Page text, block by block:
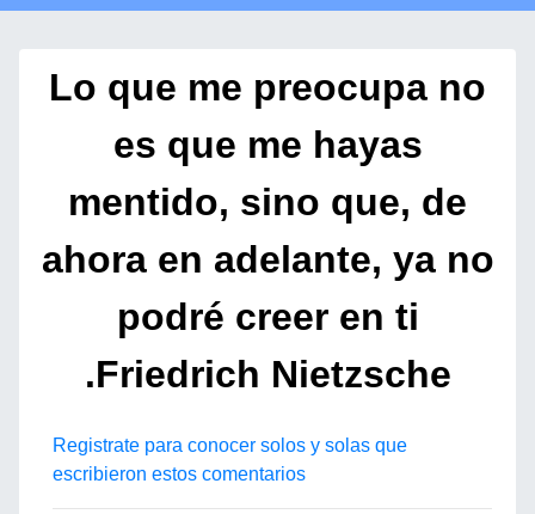
Lo que me preocupa no
es que me hayas
mentido, sino que, de
ahora en adelante, ya no
podré creer en ti
.Friedrich Nietzsche
Registrate para conocer solos y solas que
escribieron estos comentarios